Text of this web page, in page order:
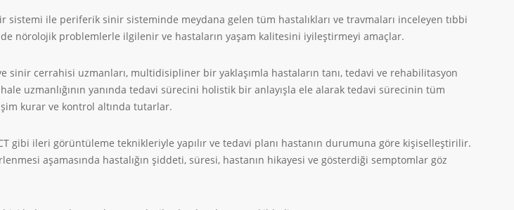
sistemi ile periferik sinir sisteminde meydana gelen tüm hastalıkları ve travmaları inceleyen tıbbi
nörolojik problemlerle ilgilenir ve hastaların yaşam kalitesini iyileştirmeyi amaçlar.
sinir cerrahisi uzmanları, multidisipliner bir yaklaşımla hastaların tanı, tedavi ve rehabilitasyon
uzmanlığının yanında tedavi sürecini holistik bir anlayışla ele alarak tedavi sürecinin tüm
kurar ve kontrol altında tutarlar.
gibi ileri görüntüleme teknikleriyle yapılır ve tedavi planı hastanın durumuna göre kişiselleştirilir.
aşamasında hastalığın şiddeti, süresi, hastanın hikayesi ve gösterdiği semptomlar göz